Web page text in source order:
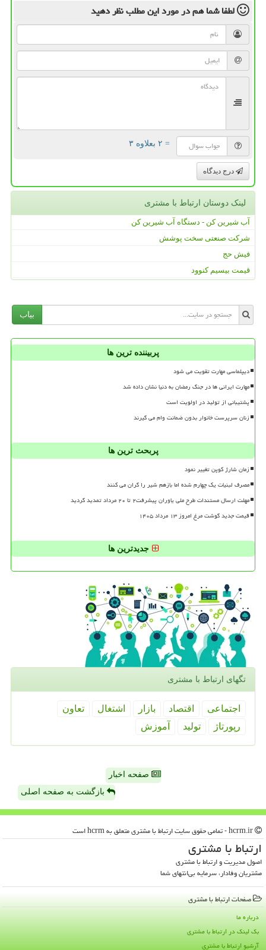
لطفا شما همدر مورد این مطلبنظر دهید
= ۲ بعلاوه ۳
درج دیدگاه
لینک دوستان ارتباط با مشتری
آب شیرین کن - دستگاه آب شیرین کن
شرکت صنعتی سخت پوشش
فیش حج
قیمت بیسیم کنوود
بیاب
پربیننده ترین ها
دیپلماسی مهارت تقویت می شود
مهارت ایرانی ها در جنگ رمضان به دنیا نشان داده شد
پشتیبانی از تولید در اولویت است
زنان سرپرست خانوار بدون ضمانت وام می گیرند
پربحث ترین ها
زمان شارژ کوپن تغییر نمود
مصرف لبنیات یک چهارم شده اما بازهم شیر را گران می کنند
مهلت ارسال مستندات طرح ملی یاوران پیشرفت۲ تا ۲۰ مرداد تمدید گردید
قیمت جدید گوشت مرغ امروز ۱۳ مرداد ۱۴۰۵
جدیدترین ها
تگهای ارتباط با مشتری
اجتماعی اقتصاد بازار اشتغال
تعاون
رپورتاژ
تولید آموزش
صفحه اخبار
بازگشت به صفحه اصلی
ارتباط با مشتری
اصول مدیریت و ارتباط با مشتری
مشتریان وفادار، سرمایه بی‌انتهای شما
صفحات ارتباط با مشتری
درباره ما
بک لینک در ارتباط با مشتری
آرشیو ارتباط با مشتری